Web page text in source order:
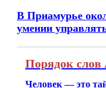
В Приамурье
умении
Порядок
Человек — это